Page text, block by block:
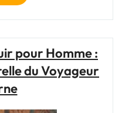
Homme
Voyage
:
L’Accessoire
Indispensable
pour
l’Aventurier
pour Homme :
du Voyageur